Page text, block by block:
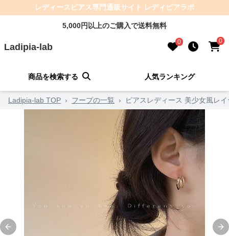
レディースピアス専門通販サイト レディピアラボ
5,000円以上のご購入で送料無料
Ladipia-lab 0 0
商品を検索する 人気ランキング
Ladipia-lab TOP › フープの一覧 › ピアスレディース 美少女風レ
Previous slide